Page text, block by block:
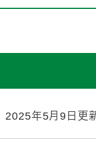
2025年5月9日更